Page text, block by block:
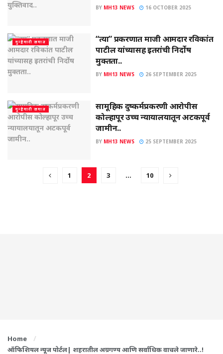
BY MH13 NEWS 16 OCTOBER 2025
गुन्हेगारी जगात
“त्या” प्रकरणात माजी आमदार रविकांत
पाटील यांच्यासह इतरांची निर्दोष
मुक्तता..
BY MH13 NEWS 26 SEPTEMBER 2025
गुन्हेगारी जगात
सामूहिक दुष्कर्मप्रकरणी आरोपीस
कोल्हापूर उच्च न्यायालयातून अटकपूर्व
जामीन..
BY MH13 NEWS 25 SEPTEMBER 2025
1 2 3 … 10
Home
ऑफिशियल न्यूज पोर्टल| शहरातील अग्रगण्य आणि सर्वाधिक वाचले जाणारे..!